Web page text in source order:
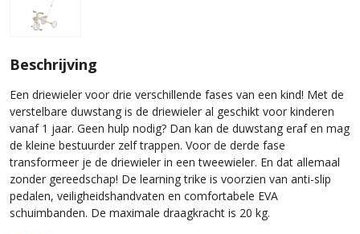
Beschrijving
Een driewieler voor drie verschillende fases van een kind! Met de
verstelbare duwstang is de driewieler al geschikt voor kinderen
vanaf 1 jaar. Geen hulp nodig? Dan kan de duwstang eraf en mag
de kleine bestuurder zelf trappen. Voor de derde fase
transformeer je de driewieler in een tweewieler. En dat allemaal
zonder gereedschap! De learning trike is voorzien van anti-slip
pedalen, veiligheidshandvaten en comfortabele EVA
schuimbanden. De maximale draagkracht is 20 kg.